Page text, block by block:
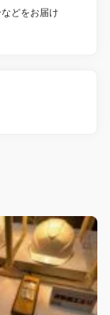
どをお届け